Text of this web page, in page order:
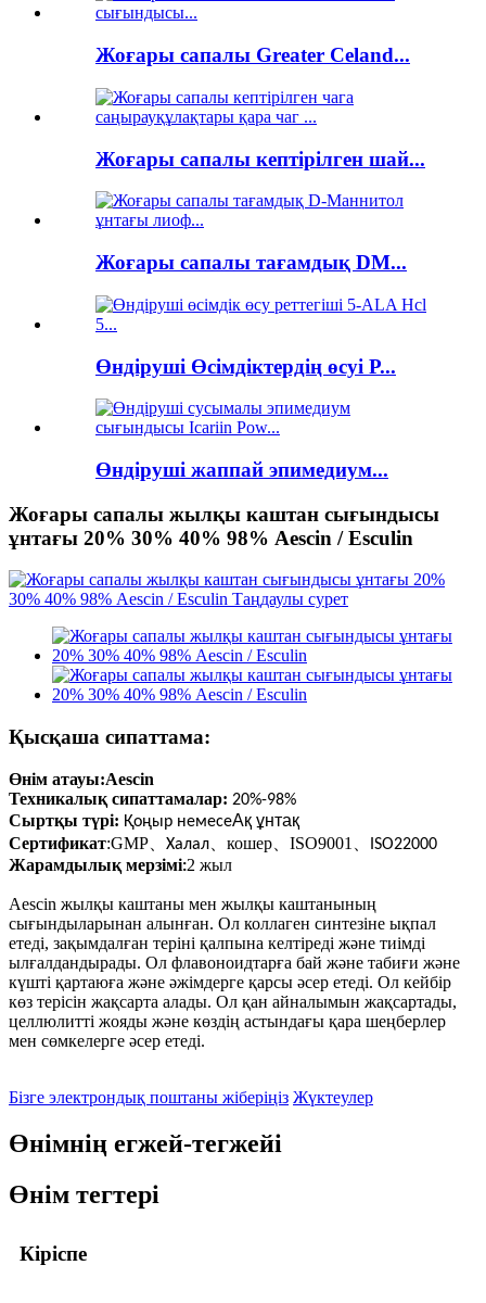
Жоғары сапалы Greater Celand...
Жоғары сапалы кептірілген шай...
Жоғары сапалы тағамдық DM...
Өндіруші Өсімдіктердің өсуі Р...
Өндіруші жаппай эпимедиум...
Жоғары сапалы жылқы каштан сығындысы
ұнтағы 20% 30% 40% 98% Aescin / Esculin
Қысқаша сипаттама:
Өнім атауы:Aescin
Техникалық сипаттамалар: 20%-98%
Сыртқы түрі: Қоңыр немесеАқ ұнтақ
Сертификат:GMP Халал кошер ISO9001 ISO22000
Жарамдылық мерзімі:2 жыл
Aescin жылқы каштаны мен жылқы каштанының
сығындыларынан алынған. Ол коллаген синтезіне ықпал
етеді, зақымдалған теріні қалпына келтіреді және тиімді
ылғалдандырады. Ол флавоноидтарға бай және табиғи және
күшті қартаюға және әжімдерге қарсы әсер етеді. Ол кейбір
көз терісін жақсарта алады. Ол қан айналымын жақсартады,
целлюлитті жояды және көздің астындағы қара шеңберлер
мен сөмкелерге әсер етеді.
Бізге электрондық поштаны жіберіңіз Жүктеулер
Өнімнің егжей-тегжейі
Өнім тегтері
Кіріспе